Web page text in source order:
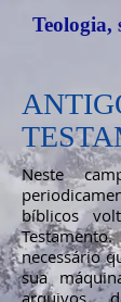
Teologia,
Neste
bíblicos
necessário
sua
arquivos